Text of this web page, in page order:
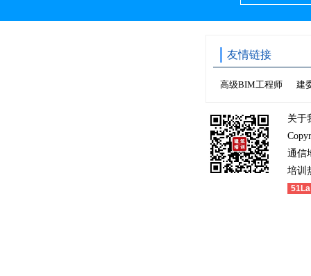
友情链接
高级BIM工程师 建
关于
通信
培训
51La